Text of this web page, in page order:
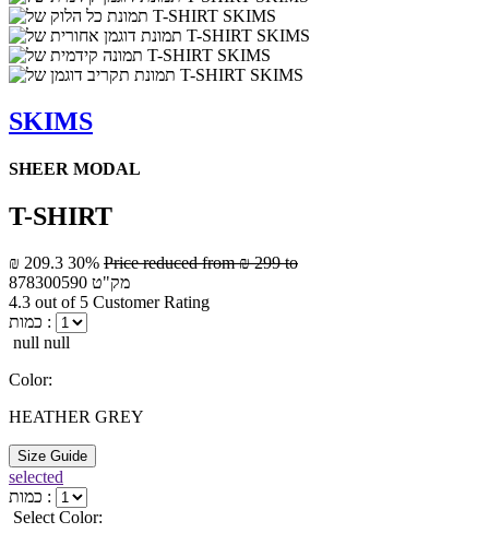
SKIMS
SHEER MODAL
T-SHIRT
₪ 209.3 30% Price reduced from₪ 299 to
מק"ט 878300590
4.3 out of 5 Customer Rating
כמות :
null null
Color:
HEATHER GREY
Size Guide
selected
כמות :
Select Color: